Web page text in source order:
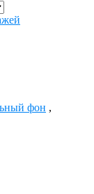
фон ,